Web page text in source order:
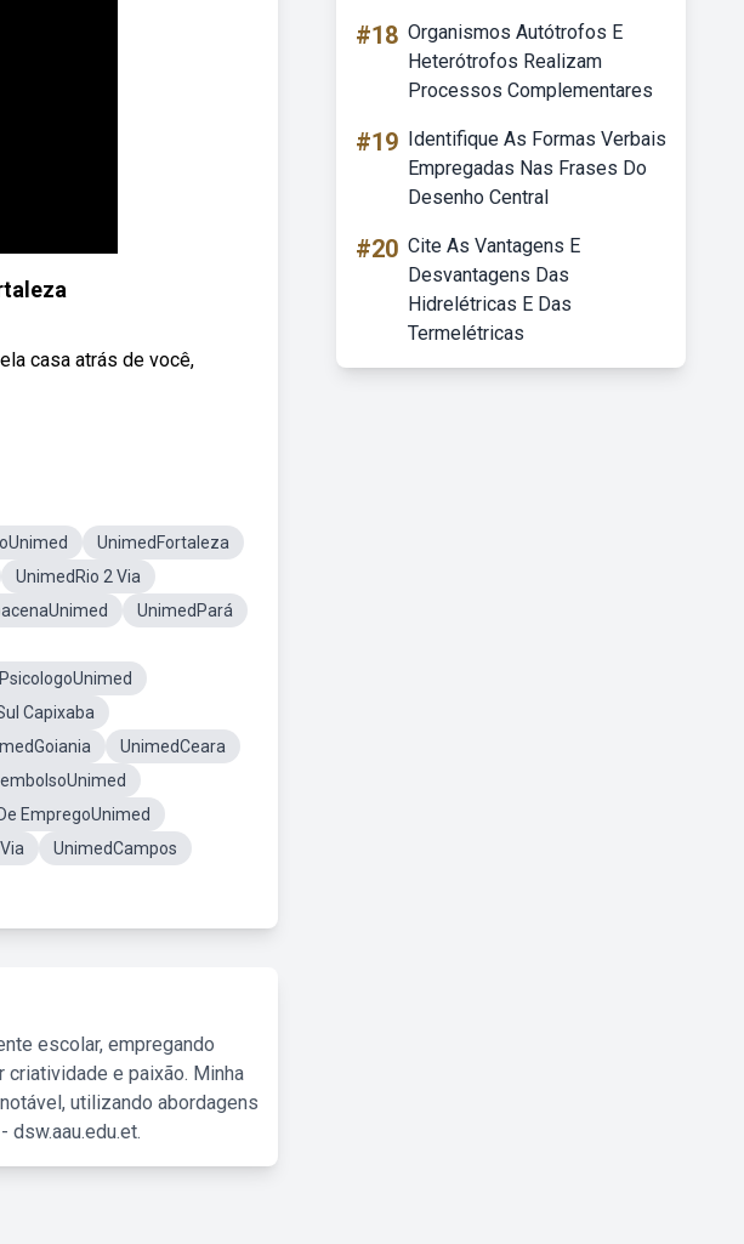
casa atrás de você,
UnimedFortaleza
UnimedRio 2 Via
UnimedPará
Capixaba
UnimedCeara
EmpregoUnimed
UnimedCampos
escolar, empregando
e paixão. Minha
utilizando abordagens
#18 Organismos Autótrofos E
Heterótrofos Realizam
Processos Complementares
#19 Identifique As Formas Verbais
Empregadas Nas Frases Do
Desenho Central
#20 Cite As Vantagens E
Desvantagens Das
Hidrelétricas E Das
Termelétricas